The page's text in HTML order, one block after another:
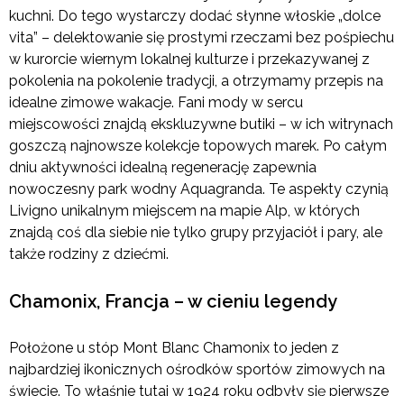
kuchni. Do tego wystarczy dodać słynne włoskie „dolce
vita” – delektowanie się prostymi rzeczami bez pośpiechu
w kurorcie wiernym lokalnej kulturze i przekazywanej z
pokolenia na pokolenie tradycji, a otrzymamy przepis na
idealne zimowe wakacje. Fani mody w sercu
miejscowości znajdą ekskluzywne butiki – w ich witrynach
goszczą najnowsze kolekcje topowych marek. Po całym
dniu aktywności idealną regenerację zapewnia
nowoczesny park wodny Aquagranda. Te aspekty czynią
Livigno unikalnym miejscem na mapie Alp, w których
znajdą coś dla siebie nie tylko grupy przyjaciół i pary, ale
także rodziny z dziećmi.
Chamonix, Francja – w cieniu legendy
Położone u stóp Mont Blanc Chamonix to jeden z
najbardziej ikonicznych ośrodków sportów zimowych na
świecie. To właśnie tutaj w 1924 roku odbyły się pierwsze